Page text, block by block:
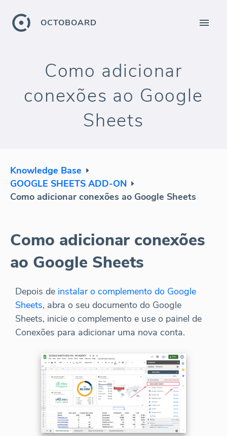
OCTOBOARD
Como adicionar
conexões ao Google
Sheets
Knowledge Base
GOOGLE SHEETS ADD-ON
Como adicionar conexões ao Google Sheets
Como adicionar conexões
ao Google Sheets
Depois de instalar o complemento do Google
Sheets, abra o seu documento do Google
Sheets, inicie o complemento e use o painel de
Conexões para adicionar uma nova conta.